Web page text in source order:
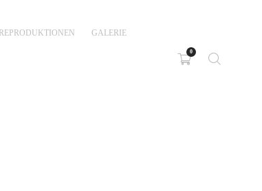
REPRODUKTIONEN GALERIE
0